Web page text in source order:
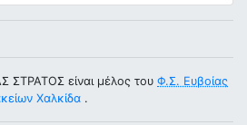
ΣΤΡΑΤΟΣ είναι μέλος του Φ.Σ. Ευβοίας
Χαλκίδα .